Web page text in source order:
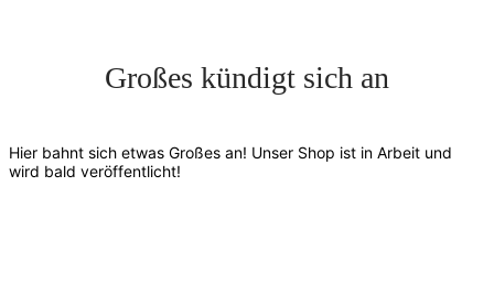
Großes kündigt sich an
Hier bahnt sich etwas Großes an! Unser Shop ist in Arbeit und
wird bald veröffentlicht!